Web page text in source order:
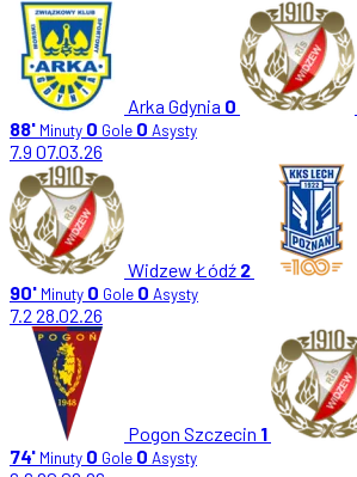
Arka Gdynia 0
88' Minuty 0 Gole 0 Asysty
7.9 07.03.26
Widzew Łódź 2
90' Minuty 0 Gole 0 Asysty
7.2 28.02.26
Pogon Szczecin 1
74' Minuty 0 Gole 0 Asysty